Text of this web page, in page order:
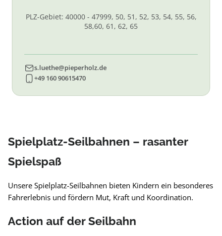
PLZ-Gebiet: 40000 - 47999, 50, 51, 52, 53, 54, 55, 56,
58,60, 61, 62, 65
s.luethe@pieperholz.de
+49 160 90615470
Spielplatz-Seilbahnen – rasanter
Spielspaß
Unsere Spielplatz-Seilbahnen bieten Kindern ein besonderes
Fahrerlebnis und fördern Mut, Kraft und Koordination.
Action auf der Seilbahn